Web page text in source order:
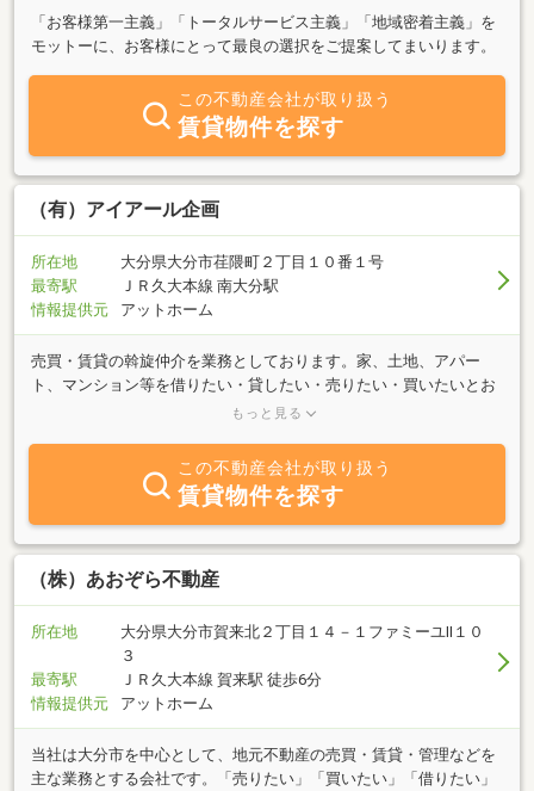
「お客様第一主義」「トータルサービス主義」「地域密着主義」を
モットーに、お客様にとって最良の選択をご提案してまいります。
この不動産会社が取り扱う
賃貸物件を探す
（有）アイアール企画
所在地
大分県大分市荏隈町２丁目１０番１号
最寄駅
ＪＲ久大本線 南大分駅
情報提供元
アットホーム
売買・賃貸の斡旋仲介を業務としております。家、土地、アパー
ト、マンション等を借りたい・貸したい・売りたい・買いたいとお
考えの方、当社にご一報下さい。賃貸物件は南大分地区を中心に、
い致します。又、不動産に関するご相談も伺っております。お気軽
にお問い合わせ下さい。
もっと見る
この不動産会社が取り扱う
賃貸物件を探す
（株）あおぞら不動産
所在地
大分県大分市賀来北２丁目１４－１ファミーユⅡ１０
３
最寄駅
ＪＲ久大本線 賀来駅 徒歩6分
情報提供元
アットホーム
当社は大分市を中心として、地元不動産の売買・賃貸・管理などを
主な業務とする会社です。「売りたい」「買いたい」「借りたい」